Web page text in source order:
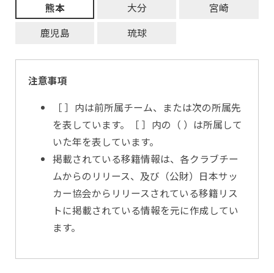
熊本
大分
宮崎
鹿児島
琉球
注意事項
［ ］内は前所属チーム、または次の所属先
を表しています。［ ］内の（ ）は所属して
いた年を表しています。
掲載されている移籍情報は、各クラブチー
ムからのリリース、及び（公財）日本サッ
カー協会からリリースされている移籍リス
トに掲載されている情報を元に作成してい
ます。